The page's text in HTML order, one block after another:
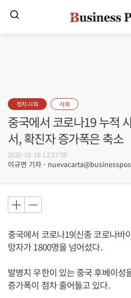
정치·사회 사회
중국에서 코로나19 누적
서, 확진자 증가폭은 축소
2020-02-18 12:27:59
이규연 기자 -
중국에서 코로나19(신종 코로나바
망자가 1800명을 넘어섰다.
발병지 우한이 있는 중국 후베이성
증가폭이 점차 줄어들고 있다.